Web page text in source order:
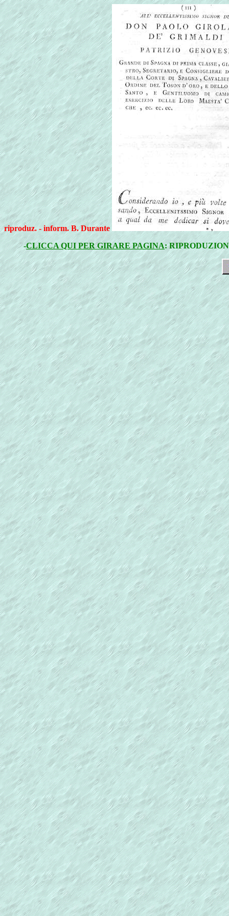
riproduz. - inform. B. Durante
-CLICCA QUI PER GIRARE PAGINA: